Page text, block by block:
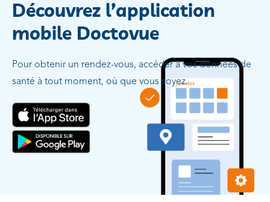
Découvrez l’application
mobile Doctovue
Pour obtenir un rendez-vous, accéder à vos données de
santé à tout moment, où que vous soyez.